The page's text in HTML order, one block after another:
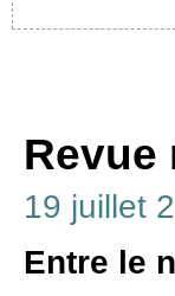
Revue
19 juillet
Entre le